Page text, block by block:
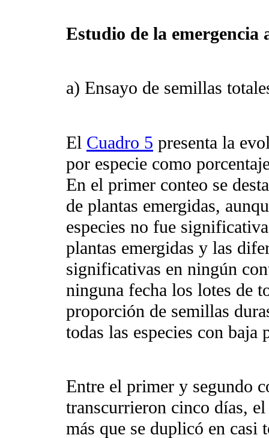
Estudio de la emergencia
a) Ensayo de semillas
El Cuadro 5 presenta la
por especie como
En el primer conteo se
de plantas emergidas,
especies no fue
plantas emergidas y las
significativas en ningún
ninguna fecha los lotes de
proporción de semillas
todas las especies con
Entre el primer y segundo
transcurrieron cinco días,
más que se duplicó en casi